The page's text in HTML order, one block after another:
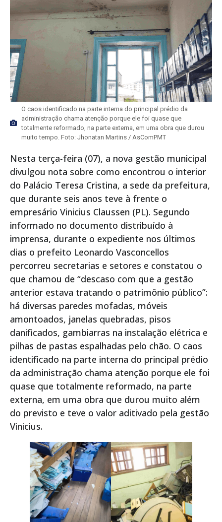
O caos identificado na parte interna do principal prédio da
administração chama atenção porque ele foi quase que
totalmente reformado, na parte externa, em uma obra que durou
muito tempo. Foto: Jhonatan Martins / AsComPMT
Nesta terça-feira (07), a nova gestão municipal
divulgou nota sobre como encontrou o interior
do Palácio Teresa Cristina, a sede da prefeitura,
que durante seis anos teve à frente o
empresário Vinicius Claussen (PL). Segundo
informado no documento distribuído à
imprensa, durante o expediente nos últimos
dias o prefeito Leonardo Vasconcellos
percorreu secretarias e setores e constatou o
que chamou de “descaso com que a gestão
anterior estava tratando o patrimônio público”:
há diversas paredes mofadas, móveis
amontoados, janelas quebradas, pisos
danificados, gambiarras na instalação elétrica e
pilhas de pastas espalhadas pelo chão. O caos
identificado na parte interna do principal prédio
da administração chama atenção porque ele foi
quase que totalmente reformado, na parte
externa, em uma obra que durou muito além
do previsto e teve o valor aditivado pela gestão
Vinicius.